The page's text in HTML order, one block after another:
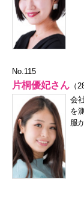
No.115
片桐優妃さん （
会
を
服